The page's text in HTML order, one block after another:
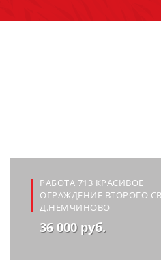
РАБОТА 713 КРАСИВОЕ
ОГРАЖДЕНИЕ ВТОРОГО
Д.НЕМЧИНОВО
36 000 руб.